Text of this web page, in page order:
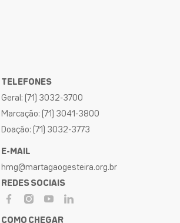
TELEFONES
Geral: (71) 3032-3700
Marcação: (71) 3041-3800
Doação: (71) 3032-3773
E-MAIL
hmg@martagaogesteira.org.br
REDES SOCIAIS
COMO CHEGAR